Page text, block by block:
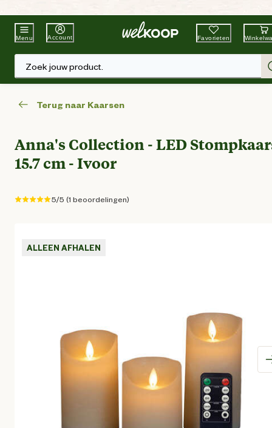
Beste WinkelketenTuin & Dier
Menu Account Favorieten
Zoek jouw product.
Terug naar Kaarsen
Anna's Collection - LED
15.7 cm - Ivoor
5/5 (1 beoordelingen)
ALLEEN AFHALEN